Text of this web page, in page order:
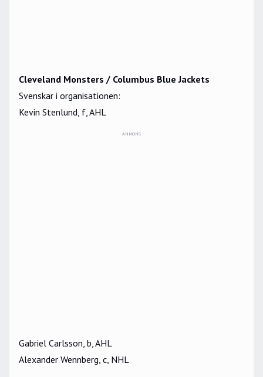
Cleveland Monsters / Columbus Blue Jackets
Svenskar i organisationen:
Kevin Stenlund, f, AHL
ANNONS
Gabriel Carlsson, b, AHL
Alexander Wennberg, c, NHL